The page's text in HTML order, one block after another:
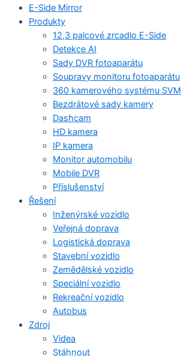
E-Side Mirror
Produkty
12,3 palcové zrcadlo E-Side
Detekce AI
Sady DVR fotoaparátu
Soupravy monitoru fotoaparátu
360 kamerového systému SVM
Bezdrátové sady kamery
Dashcam
HD kamera
IP kamera
Monitor automobilu
Mobile DVR
Příslušenství
Řešení
Inženýrské vozidlo
Veřejná doprava
Logistická doprava
Stavební vozidlo
Zemědělské vozidlo
Speciální vozidlo
Rekreační vozidlo
Autobus
Zdroj
Videa
Stáhnout